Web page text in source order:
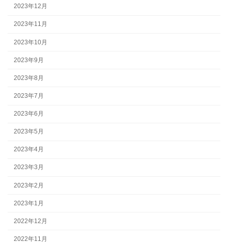
2023年12月
2023年11月
2023年10月
2023年9月
2023年8月
2023年7月
2023年6月
2023年5月
2023年4月
2023年3月
2023年2月
2023年1月
2022年12月
2022年11月